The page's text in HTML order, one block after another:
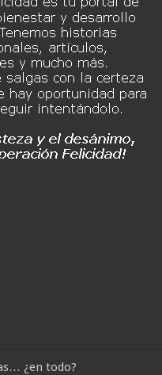
¿en todo?